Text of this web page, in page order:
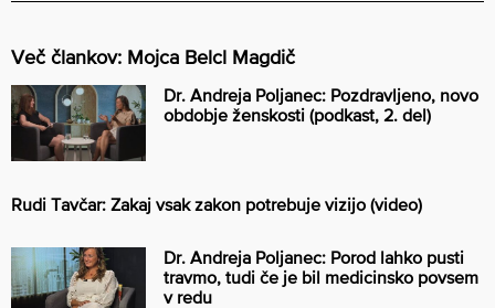
Več člankov: Mojca Belcl Magdič
Dr. Andreja Poljanec: Pozdravljeno, novo
obdobje ženskosti (podkast, 2. del)
Rudi Tavčar: Zakaj vsak zakon potrebuje vizijo (video)
Dr. Andreja Poljanec: Porod lahko pusti
travmo, tudi če je bil medicinsko povsem
v redu